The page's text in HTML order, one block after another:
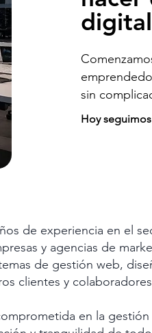
sin
Hoy
de experiencia en el
y agencias de
de gestión web,
clientes y
en la